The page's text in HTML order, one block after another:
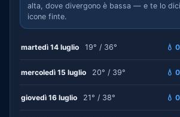
alta, dove divergono è bassa — e te lo
icone finte.
martedì 14 luglio 19° / 36° 💧
mercoledì 15 luglio 20° / 39° 💧
giovedì 16 luglio 21° / 38° 💧